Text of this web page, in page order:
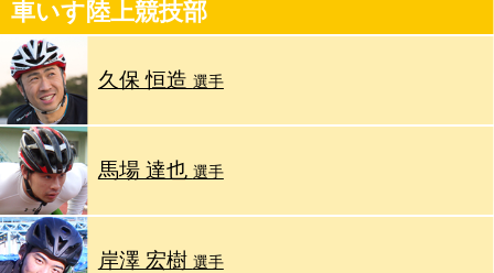
車いす陸上競技部
久保 恒造 選手
馬場 達也 選手
岸澤 宏樹 選手